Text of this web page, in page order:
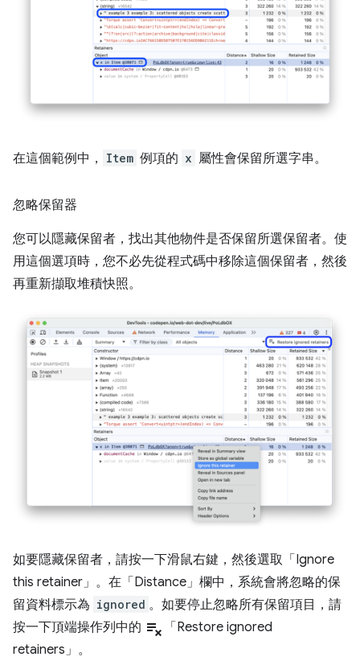
在這個範例中， Item 例項的 x 屬性會保留所選字串。
忽略保留器
您可以隱藏保留者，找出其他物件是否保留所選保留者。使
用這個選項時，您不必先從程式碼中移除這個保留者，然後
再重新擷取堆積快照。
如要隱藏保留者，請按一下滑鼠右鍵，然後選取「Ignore
this retainer」 。在「Distance」 欄中，系統會將忽略的保
留資料標示為 ignored 。如要停止忽略所有保留項目，請
按一下頂端操作列中的 playlist_remove 「Restore ignored
retainers」 。